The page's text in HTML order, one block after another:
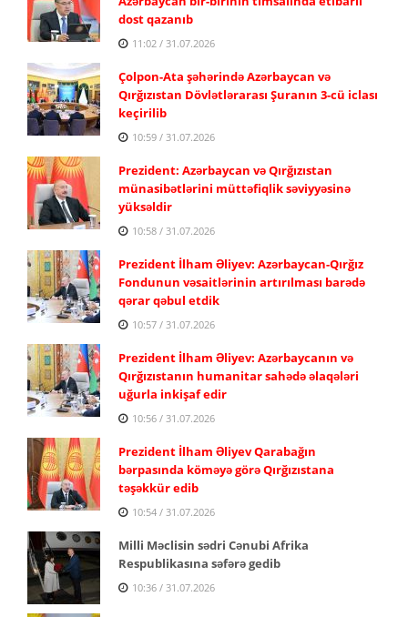
dost qazanıb
11:02 / 31.07.2026
Çolpon-Ata şəhərində Azərbaycan və
Qırğızıstan Dövlətlərarası Şuranın 3-cü iclası
keçirilib
10:59 / 31.07.2026
Prezident: Azərbaycan və Qırğızıstan
münasibətlərini müttəfiqlik səviyyəsinə
yüksəldir
10:58 / 31.07.2026
Prezident İlham Əliyev: Azərbaycan-Qırğız
Fondunun vəsaitlərinin artırılması barədə
qərar qəbul etdik
10:57 / 31.07.2026
Prezident İlham Əliyev: Azərbaycanın və
Qırğızıstanın humanitar sahədə əlaqələri
uğurla inkişaf edir
10:56 / 31.07.2026
Prezident İlham Əliyev Qarabağın
bərpasında köməyə görə Qırğızıstana
təşəkkür edib
10:54 / 31.07.2026
Milli Məclisin sədri Cənubi Afrika
Respublikasına səfərə gedib
10:36 / 31.07.2026